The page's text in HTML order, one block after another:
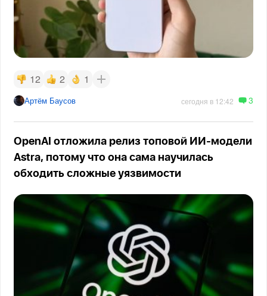
12 2 1
Артём Баусов сегодня в 12:42 3
OpenAI отложила релиз топовой ИИ-модели
Astra, потому что она сама научилась
обходить сложные уязвимости